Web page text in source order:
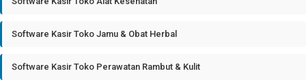
Software Kasir Toko Jamu & Obat Herbal
Software Kasir Toko Perawatan Rambut & Kulit